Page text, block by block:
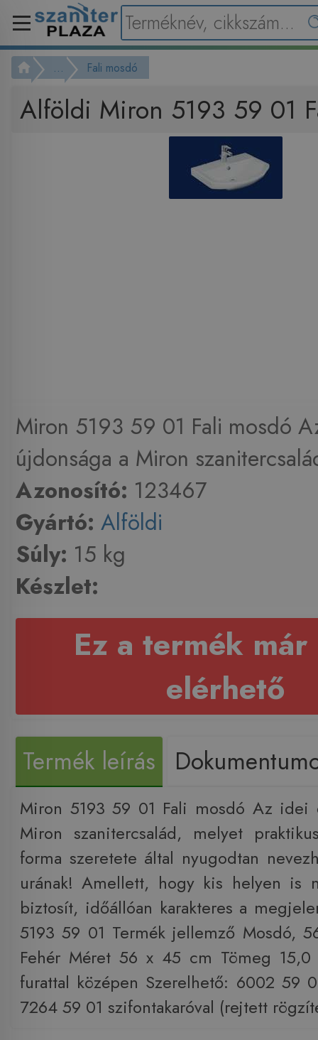
... Fali mosdó
Alföldi Miron 5193 59 01
Miron 5193 59 01 Fali mosdó
újdonsága a Miron
Azonosító: 123467
Gyártó: Alföldi
Súly: 15 kg
Készlet:
Ez a termék már
elérhető
Termék leírás
Miron 5193 59 01 Fali mosdó Az idei
Miron szanitercsalád, melyet
forma szeretete által nyugodtan
urának! Amellett, hogy kis helyen is
biztosít, időállóan karakteres a
5193 59 01 Termék jellemző Mosdó,
Fehér Méret 56 x 45 cm Tömeg 15,0
furattal középen Szerelhető: 6002 59
7264 59 01 szifontakaróval (rejtett